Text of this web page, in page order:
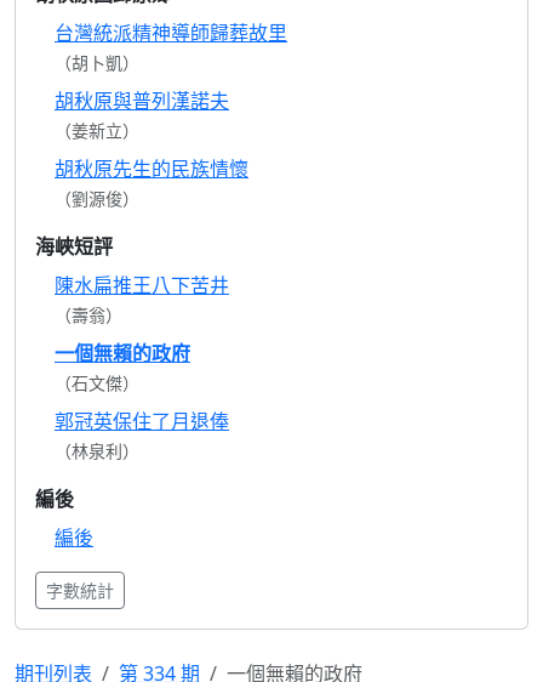
台灣統派精神導師歸葬故里
（胡卜凱）
胡秋原與普列漢諾夫
（姜新立）
胡秋原先生的民族情懷
（劉源俊）
海峽短評
陳水扁推王八下苦井
（壽翁）
一個無賴的政府
（石文傑）
郭冠英保住了月退俸
（林泉利）
編後
編後
字數統計
期刊列表 第 334 期 一個無賴的政府